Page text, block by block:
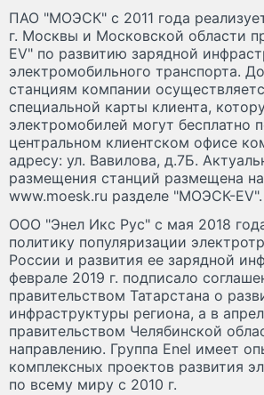
ПАО "МОЭСК" с 2011 года
г. Москвы и Московской области
EV" по развитию зарядной
электромобильного транспорта.
станциям компании
специальной карты клиента,
электромобилей могут бесплатно
центральном клиентском офисе
адресу: ул. Вавилова, д.7Б.
размещения станций размещена
www.moesk.ru разделе "МОЭСК-EV".
ООО "Энел Икс Рус" с мая 2018
политику популяризации
России и развития ее зарядной
феврале 2019 г. подписало
правительством Татарстана о
инфраструктуры региона, а в
правительством Челябинской
направлению. Группа Enel имеет
комплексных проектов развития
по всему миру c 2010 г.